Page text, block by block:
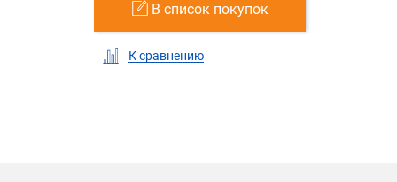
В список покупок
К сравнению